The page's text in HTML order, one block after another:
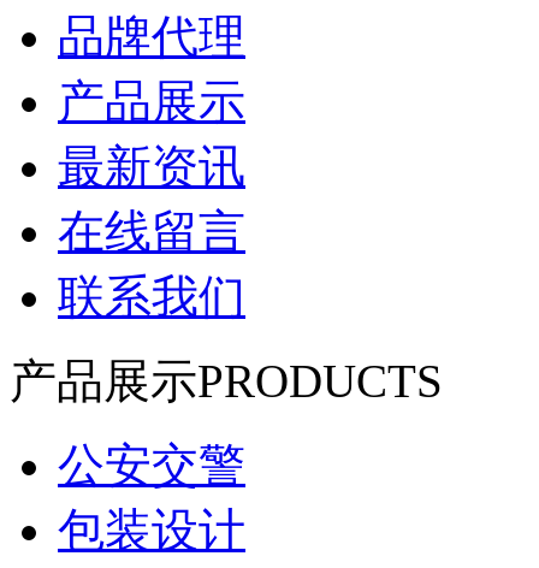
品牌代理
产品展示
最新资讯
在线留言
联系我们
产品展示PRODUCTS
公安交警
包装设计